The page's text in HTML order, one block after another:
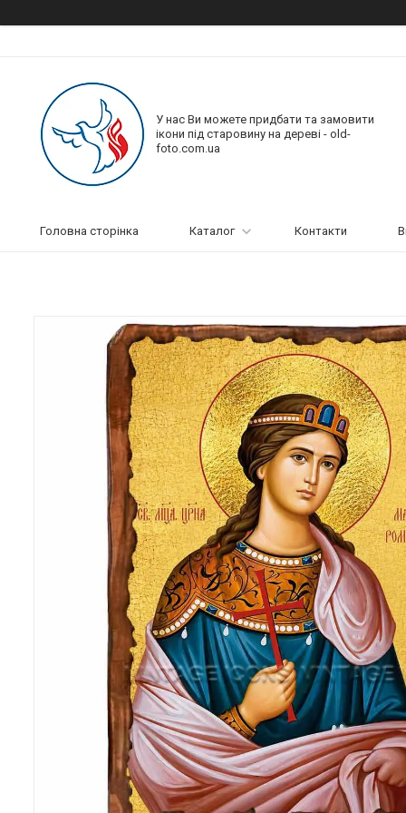
У нас Ви можете придбати та замовити
ікони під старовину на дереві - old-
foto.com.ua
Головна сторінка Каталог Контакти